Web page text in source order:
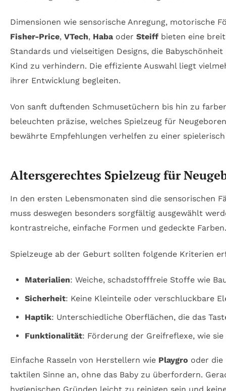
Dimensionen wie sensorische Anregung, motorische
Fisher-Price, VTech, Haba oder Steiff bieten eine
Standards und vielseitigen Designs, die
Kind zu verhindern. Die effiziente Auswahl liegt
ihrer Entwicklung begleiten.
Von sanft duftenden Schmusetüchern bis hin zu
beleuchten präzise, welches Spielzeug für
bewährte Empfehlungen verhelfen zu einer
Altersgerechtes Spielzeug für
In den ersten Lebensmonaten sind die sensorischen
muss deswegen besonders sorgfältig ausgewählt
kontrastreiche, einfache Formen und gedeckte Farben.
Spielzeuge ab der Geburt sollten folgende Kriterien
Materialien: Weiche, schadstofffreie Stoffe wie
Sicherheit: Keine Kleinteile oder verschluckbare
Haptik: Unterschiedliche Oberflächen, die das
Funktionalität: Förderung der Greifreflexe, wie
Einfache Rasseln von Herstellern wie Playgro oder die
taktilen Sinne an, ohne das Baby zu überfordern.